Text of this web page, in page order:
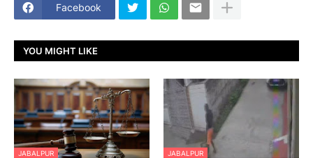
Facebook
YOU MIGHT LIKE
JABALPUR JABALPUR